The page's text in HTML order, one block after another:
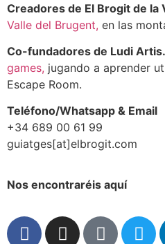
Creadores de El Brogit de la
Valle del Brugent, en las
Co-fundadores de Ludi Artis.
games, jugando a aprender
Escape Room.
Teléfono/Whatsapp & Email
+34 689 00 61 99
guiatges[at]elbrogit.com
Nos encontraréis aquí